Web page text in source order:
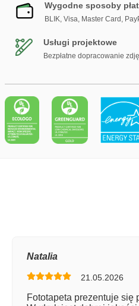
Wygodne sposoby
BLIK, Visa, Master Card,
Usługi projektowe
Bezpłatne dopracowanie
KOTY Z
Natalia
21.05.2026
Fototapeta prezentuje się